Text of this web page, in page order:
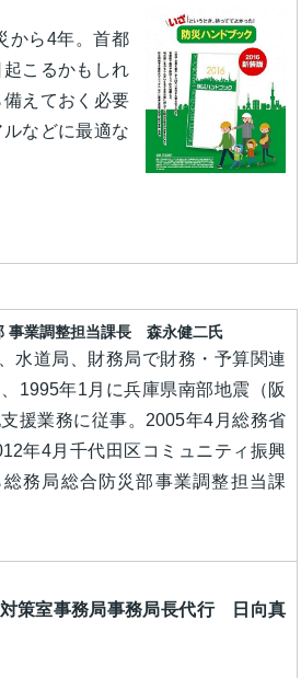
から4年。首都
こるかもしれ
えておく必要
などに最適な
事業調整担当課長 森永健二氏
水道局、財務局で財務・予算関連
1995年1月に兵庫県南部地震（阪
援業務に従事。2005年4月総務省
年4月千代田区コミュニティ振興
務局総合防災部事業調整担当課
策室事務局事務局長代行 日向真